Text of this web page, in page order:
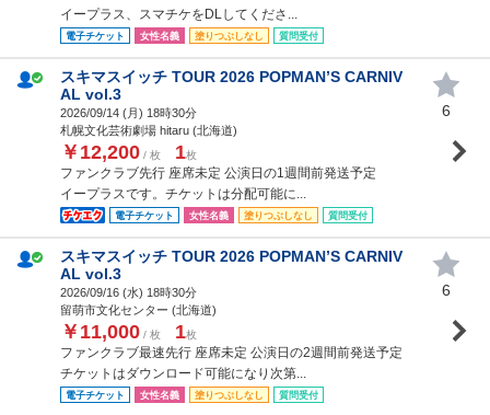
イープラス、スマチケをDLしてくださ...
電子チケット 女性名義 塗りつぶしなし 質問受付
スキマスイッチ TOUR 2026 POPMAN’S CARNIV
AL vol.3
2026/09/14 (月) 18時30分
札幌文化芸術劇場 hitaru (北海道)
￥12,200 / 枚 1枚
ファンクラブ先行 座席未定 公演日の1週間前発送予定
イープラスです。チケットは分配可能に...
電子チケット 女性名義 塗りつぶしなし 質問受付
6
スキマスイッチ TOUR 2026 POPMAN’S CARNIV
AL vol.3
2026/09/16 (水) 18時30分
留萌市文化センター (北海道)
￥11,000 / 枚 1枚
ファンクラブ最速先行 座席未定 公演日の2週間前発送予定
チケットはダウンロード可能になり次第...
電子チケット 女性名義 塗りつぶしなし 質問受付
6